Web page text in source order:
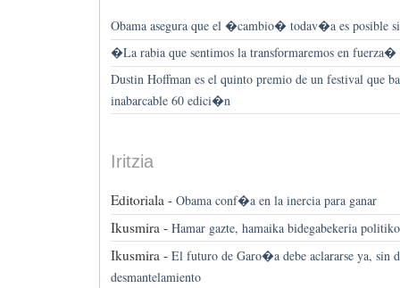
Obama asegura que el �cambio� todav�a es posible
�La rabia que sentimos la transformaremos en fuerza�
Dustin Hoffman es el quinto premio de un festival que
inabarcable 60 edici�n
Iritzia
Editoriala - Obama conf�a en la inercia para ganar
Ikusmira - Hamar gazte, hamaika bidegabekeria politiko
Ikusmira - El futuro de Garo�a debe aclararse ya, sin
desmantelamiento